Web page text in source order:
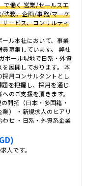
で働く 営業/セールスエ
法務、企画/事務/マーケ
ービス、コンサルティ
ル本社において、事業
募集しています。 弊社
ポール現地で日系・外資
展開しております。 本
用コンサルタントとし
を把握し、採用を通じ
のご支援を頂きます。
開拓（日本・多国籍・
） ・新規求人のヒアリ
わせ ・日系・外資系企業
人です。